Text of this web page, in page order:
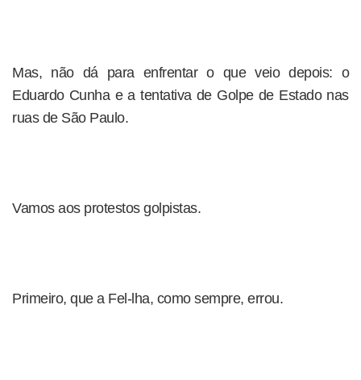
Mas, não dá para enfrentar o que veio depois: o
Eduardo Cunha e a tentativa de Golpe de Estado nas
ruas de São Paulo.
Vamos aos protestos golpistas.
Primeiro, que a Fel-lha, como sempre, errou.